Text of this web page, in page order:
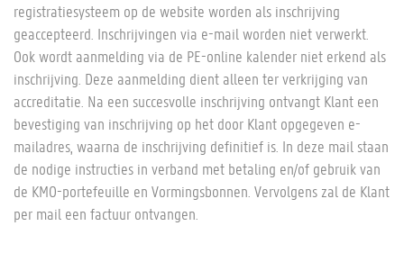
registratiesysteem op de website worden als inschrijving
geaccepteerd. Inschrijvingen via e-mail worden niet verwerkt.
Ook wordt aanmelding via de PE-online kalender niet erkend als
inschrijving. Deze aanmelding dient alleen ter verkrijging van
accreditatie. Na een succesvolle inschrijving ontvangt Klant een
bevestiging van inschrijving op het door Klant opgegeven e-
mailadres, waarna de inschrijving definitief is. In deze mail staan
de nodige instructies in verband met betaling en/of gebruik van
de KMO-portefeuille en Vormingsbonnen. Vervolgens zal de Klant
per mail een factuur ontvangen.